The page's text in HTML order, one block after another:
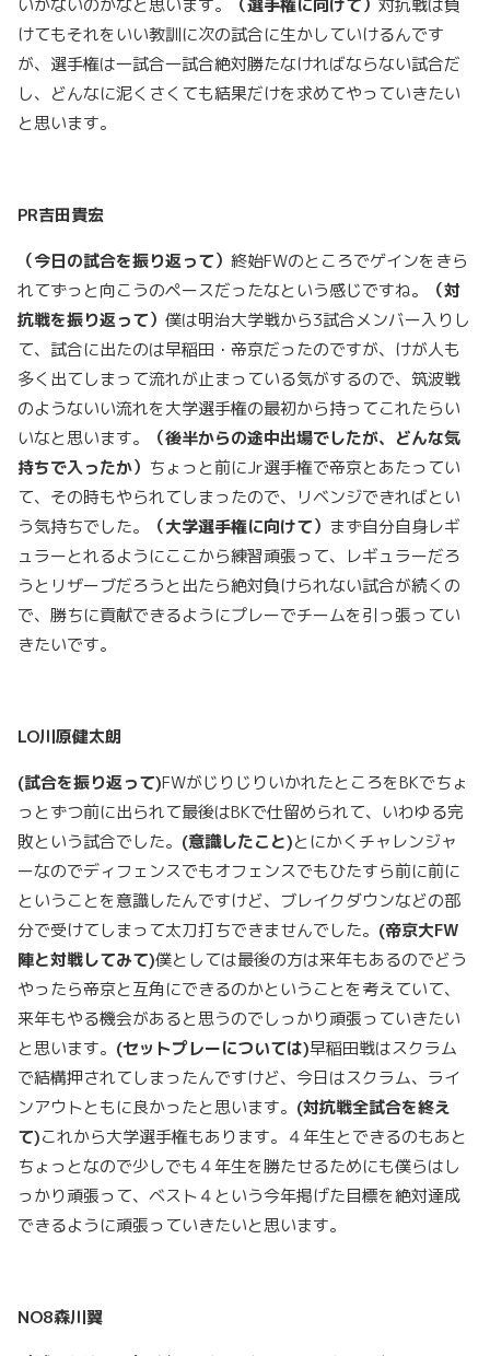
いかないのかなと思います。
（選手権に向けて） 対抗戦は負
けてもそれをいい教訓に次の試合に生かしていけるんです
が、選手権は一試合一試合絶対勝たなければならない試合だ
し、どんなに泥くさくても結果だけを求めてやっていきたい
と思います。
PR吉田貴宏
（今日の試合を振り返って） 終始FWのところでゲインをきら
れてずっと向こうのペースだったなという感じですね。
（対
抗戦を振り返って） 僕は明治大学戦から3試合メンバー入りし
て、試合に出たのは早稲田・帝京だったのですが、けが人も
多く出てしまって流れが止まっている気がするので、筑波戦
のようないい流れを大学選手権の最初から持ってこれたらい
いなと思います。
（後半からの途中出場でしたが、どんな気
持ちで入ったか） ちょっと前にJr選手権で帝京とあたってい
て、その時もやられてしまったので、リベンジできればとい
う気持ちでした。
（大学選手権に向けて） まず自分自身レギ
ュラーとれるようにここから練習頑張って、レギュラーだろ
うとリザーブだろうと出たら絶対負けられない試合が続くの
で、勝ちに貢献できるようにプレーでチームを引っ張ってい
きたいです。
LO川原健太朗
(試合を振り返って)FWがじりじりいかれたところをBKでちょ
っとずつ前に出られて最後はBKで仕留められて、いわゆる完
敗という試合でした。 (意識したこと)とにかくチャレンジャ
ーなのでディフェンスでもオフェンスでもひたすら前に前に
ということを意識したんですけど、ブレイクダウンなどの部
分で受けてしまって太刀打ちできませんでした。 (帝京大FW
陣と対戦してみて)僕としては最後の方は来年もあるのでどう
やったら帝京と互角にできるのかということを考えていて、
来年もやる機会があると思うのでしっかり頑張っていきたい
と思います。 (セットプレーについては)早稲田戦はスクラム
で結構押されてしまったんですけど、今日はスクラム、ライ
ンアウトともに良かったと思います。 (対抗戦全試合を終え
て)これから大学選手権もあります。４年生とできるのもあと
ちょっとなので少しでも４年生を勝たせるためにも僕らはし
っかり頑張って、ベスト４という今年掲げた目標を絶対達成
できるように頑張っていきたいと思います。
NO8森川翼